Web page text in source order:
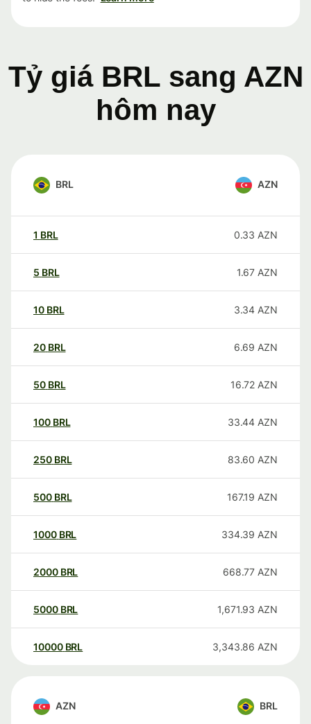
Tỷ giá BRL sang AZN
hôm nay
BRL AZN
1 BRL 0.33 AZN
5 BRL 1.67 AZN
10 BRL 3.34 AZN
20 BRL 6.69 AZN
50 BRL 16.72 AZN
100 BRL 33.44 AZN
250 BRL 83.60 AZN
500 BRL 167.19 AZN
1000 BRL 334.39 AZN
2000 BRL 668.77 AZN
5000 BRL 1,671.93 AZN
10000 BRL 3,343.86 AZN
AZN BRL